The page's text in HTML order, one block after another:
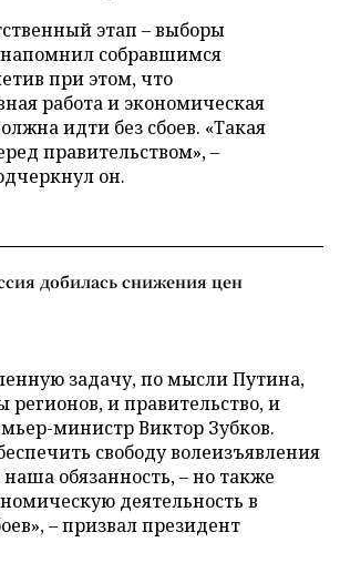
этап – выборы
напомнил собравшимся
при этом, что
работа и экономическая
идти без сбоев. «Такая
правительством», –
он.
добилась снижения цен
задачу, по мысли Путина,
и правительство, и
министр Виктор Зубков.
свободу волеизъявления
обязанность, – но также
деятельность в
– призвал президент